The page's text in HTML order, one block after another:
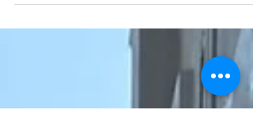
กรุงเทพกรีฑา-วงแหวน • เสาเข็มสแควร์
ไมโครไพล์ขนาด 15...